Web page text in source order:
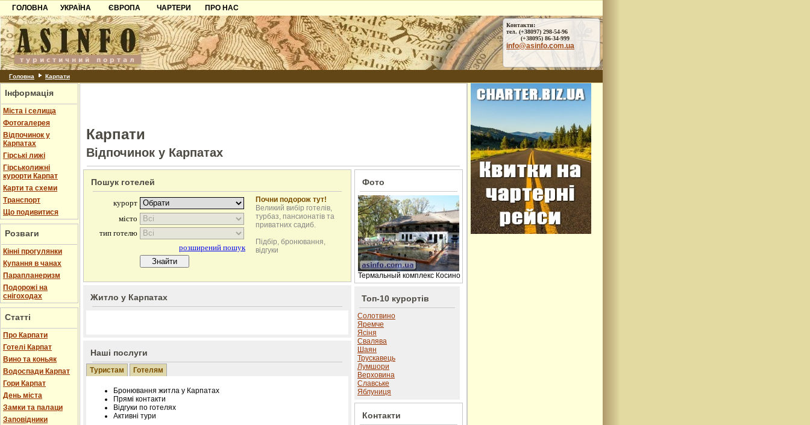
ГОЛОВНА
УКРАЇНА
Карпати
Азов
Причорноморря
Шацьк
ЄВРОПА
Чорногорія
Хорватія
Болгарія
ЧАРТЕРИ
ПРО НАС
Контакти
Партнерам
Додати готель
Контакти:
тел. (+38097) 298-54-96
(+38095) 86-34-999
info@asinfo.com.ua
Головна Карпати
Інформація
Міста і селища
Фотогалерея
Відпочинок у
Карпатах
Гірські лижі
Гірськолижні
курорти Карпат
Карти та схеми
Транспорт
Що подивитися
Розваги
Кінні прогулянки
Купання в чанах
Парапланеризм
Подорожі на
снігоходах
Статті
Про Карпати
Готелі Карпат
Вино та коньяк
Водоспади Карпат
Гори Карпат
День міста
Замки та палаци
Заповідники
Карпати
Відпочинок у Карпатах
Пошук готелей
Почни подорож тут!
Великий вибір готелів,
турбаз, пансионатів та
приватних садиб.
Підбір, бронювання,
відгуки
Житло у Карпатах
Наші послуги
Туристам Готелям
Бронювання житла у Карпатах
Прямі контакти
Відгуки по готелях
Активні тури
Фото
Термальный комплекс Косино
Топ-10 курортів
Солотвино
Яремче
Ясіня
Свалява
Шаян
Трускавець
Лумшори
Верховина
Славське
Яблуниця
Контакти